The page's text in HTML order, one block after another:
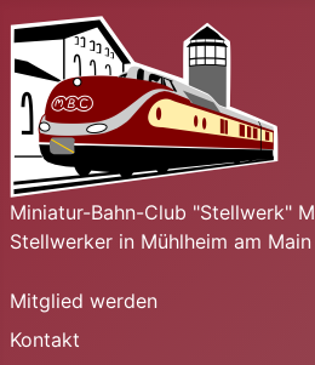
Miniatur-Bahn-Club "Stellwerk"
Stellwerker in Mühlheim am Main
Mitglied werden
Kontakt